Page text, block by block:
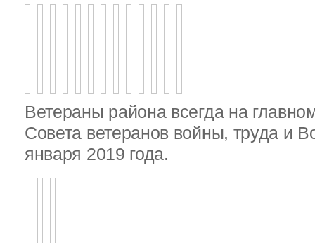
Ветераны района всегда на
Совета ветеранов войны, труда и
января 2019 года.